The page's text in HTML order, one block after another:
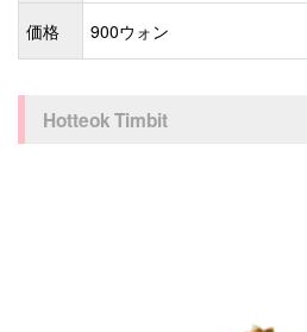
価格 900ウォン
Hotteok Timbit